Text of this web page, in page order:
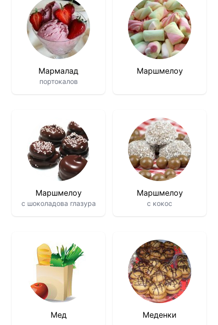
Мармалад
портокалов
Маршмелоу
Маршмелоу
с шоколадова глазура
Маршмелоу
с кокос
Мед Меденки